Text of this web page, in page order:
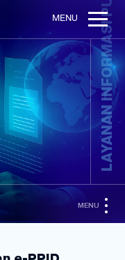
MENU LAYANAN INFORMASI PUBLIK
MENU